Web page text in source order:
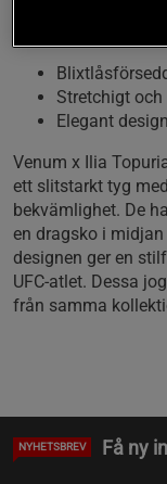
Stretchigt
Elegant design
Venum x Ilia
ett slitstarkt tyg
bekvämlighet. De
en dragsko i
designen ger en
UFC-atlet. Dessa
från samma
NYHETSBREV Få ny